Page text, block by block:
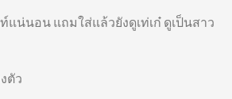
แน่นอน แถมใส่แล้วยังดูเท่เก๋ ดูเป็นสาว
ตัว